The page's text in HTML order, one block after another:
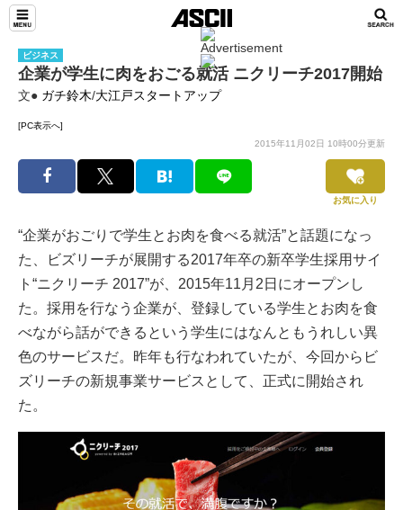
ビジネス
企業が学生に肉をおごる就活 ニクリーチ2017開始
文● ガチ鈴木/大江戸スタートアップ
[PC表示へ]
2015年11月02日 10時00分更新
お気に入り
“企業がおごりで学生とお肉を食べる就活”と話題になっ
た、ビズリーチが展開する2017年卒の新卒学生採用サイ
ト“ニクリーチ 2017”が、2015年11月2日にオープンし
た。採用を行なう企業が、登録している学生とお肉を食
べながら話ができるという学生にはなんともうれしい異
色のサービスだ。昨年も行なわれていたが、今回からビ
ズリーチの新規事業サービスとして、正式に開始され
た。